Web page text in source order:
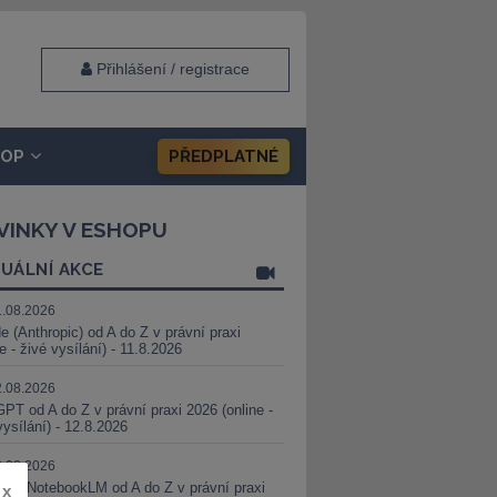
Přihlášení / registrace
PŘEDPLATNÉ
V ESHOPU
AKCE
(Anthropic) od A do Z v právní praxi
- živé vysílání) - 11.8.2026
od A do Z v právní praxi 2026 (online -
- 12.8.2026
a NotebookLM od A do Z v právní praxi
x